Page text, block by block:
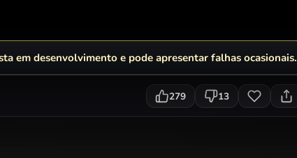
em desenvolvimento e pode apresentar falhas ocasionais.
279 13